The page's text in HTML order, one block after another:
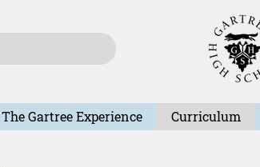
The Gartree Experience Curriculum